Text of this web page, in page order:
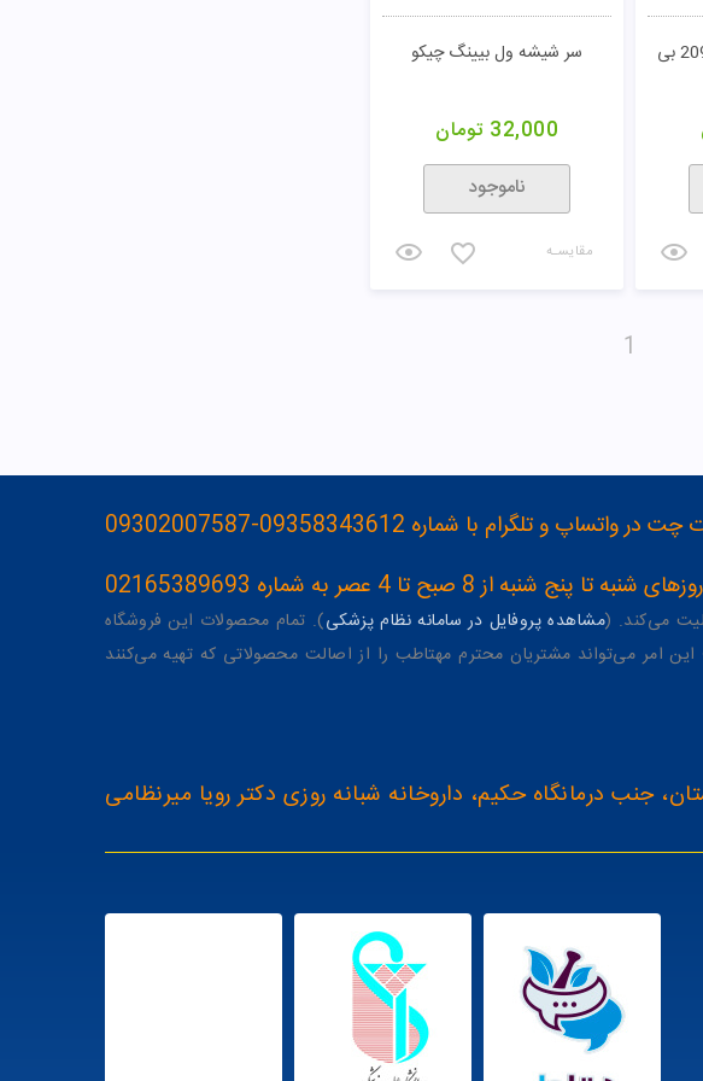
سر شیشه کولیک ایز کد 209 بی
سر شیشه ول بیینگ چیکو
32,000 تومان
ناموجود
مقایسـه
1
و تلگرام با شماره 09358343612-09302007587
شنبه از 8 صبح تا 4 عصر به شماره 02165389693
مشاهده پروفایل در سامانه نظام پزشکی). تمام محصولات این فروشگاه
امر می‌تواند مشتریان محترم مهتاطب را از اصالت محصولاتی که تهیه می‌کنند
جنب درمانگاه حکیم، داروخانه شبانه روزی دکتر رویا میرنظامی